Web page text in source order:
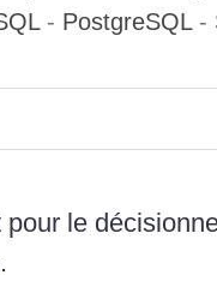
- PostgreSQL-
le